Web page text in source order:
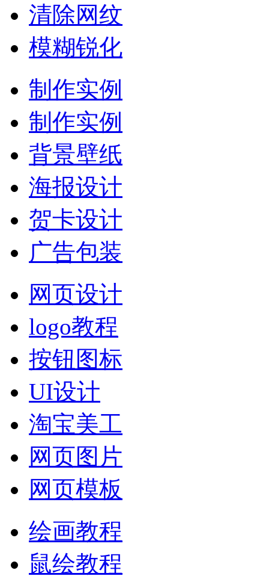
清除网纹
模糊锐化
制作实例
制作实例
背景壁纸
海报设计
贺卡设计
广告包装
网页设计
logo教程
按钮图标
UI设计
淘宝美工
网页图片
网页模板
绘画教程
鼠绘教程